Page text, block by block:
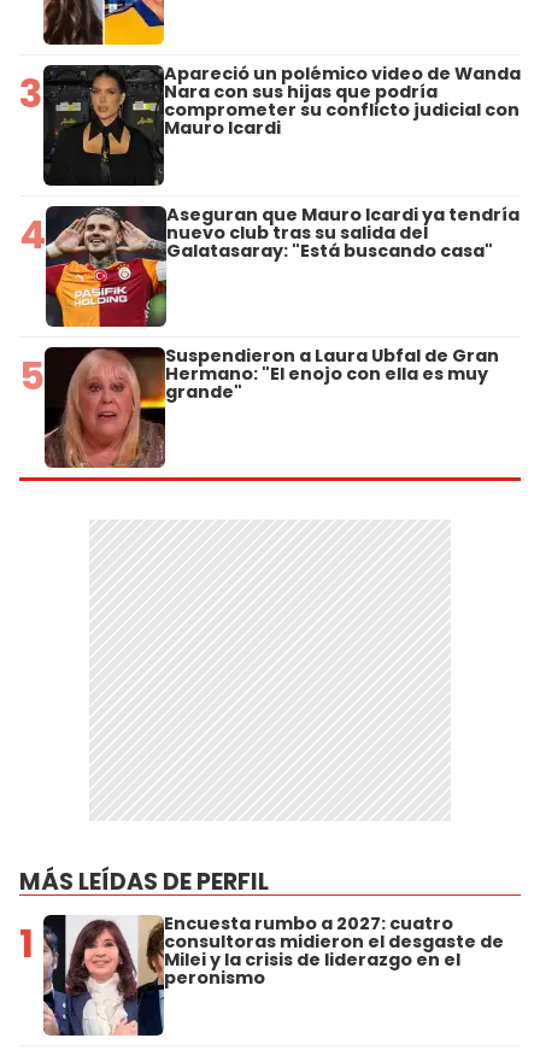
3 Apareció un polémico video de Wanda
Nara con sus hijas que podría
comprometer su conflicto judicial con
Mauro Icardi
4 Aseguran que Mauro Icardi ya tendría
nuevo club tras su salida del
Galatasaray: "Está buscando casa"
5 Suspendieron a Laura Ubfal de Gran
Hermano: "El enojo con ella es muy
grande"
MÁS LEÍDAS DE PERFIL
1 Encuesta rumbo a 2027: cuatro
consultoras midieron el desgaste de
Milei y la crisis de liderazgo en el
peronismo